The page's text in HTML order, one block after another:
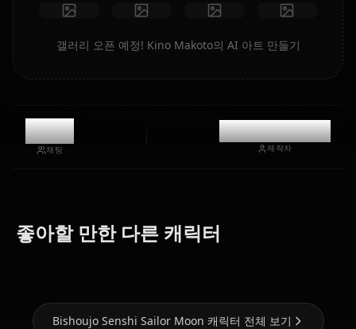
갤러리 오픈 예정! Kino Makoto의 AI 아트 만들기
11.3k
채팅
@casualwaifus
제작자
좋아할 만한 다른 캐릭터
Tsukino
Bishoujo Senshi Sailor Moon 캐릭터 전체 보기